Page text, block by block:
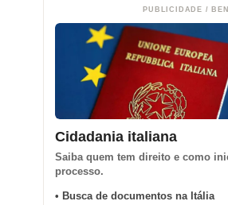
PUBLICIDADE /
Cidadania italiana
Saiba quem tem direito e como
processo.
• Busca de documentos na Itália